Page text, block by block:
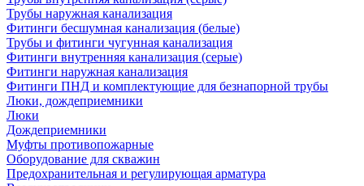
Трубы наружная канализация
Фитинги бесшумная канализация (белые)
Трубы и фитинги чугунная канализация
Фитинги внутренняя канализация (серые)
Фитинги наружная канализация
Фитинги ПНД и комплектующие для безнапорной трубы
Люки, дождеприемники
Люки
Дождеприемники
Муфты противопожарные
Оборудование для скважин
Предохранительная и регулирующая арматура